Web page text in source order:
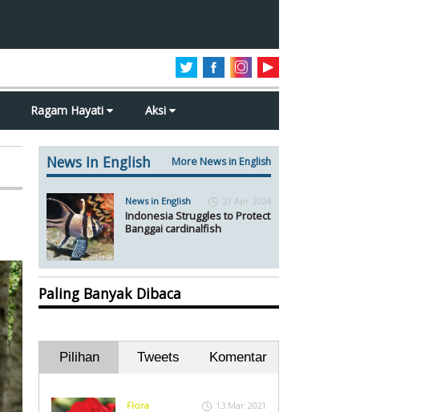
Ragam Hayati Aksi
News In English More News in English
News in English 21 Apr 2024
Indonesia Struggles to Protect
Banggai cardinalfish
Paling Banyak Dibaca
Pilihan Tweets Komentar
Flora 13 Mar 2021